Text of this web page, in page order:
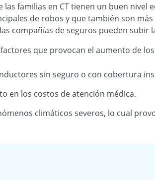
las familias en CT tienen un buen
de robos y que también son
compañías de seguros pueden subir
que provocan el aumento de
sin seguro o con cobertura
en los costos de atención médica.
climáticos severos, lo cual